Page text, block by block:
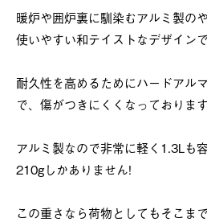
暖炉や囲炉裏に馴染むアルミ製の
使いやすい和テイストなデザインで
耐久性を高めるためにハードアル
で、傷がつきにくくなっております
アルミ製なので非常に軽く1.3Lも
210gしかありません!
この重さなら荷物としてもそこま